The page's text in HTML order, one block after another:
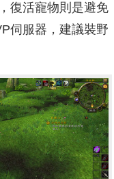
復活寵物則是避免
伺服器，建議裝野